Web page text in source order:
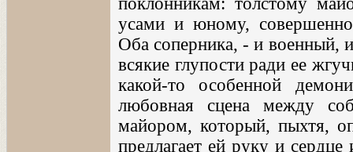
усами и юному,
Оба соперника, - и военный,
всякие глупости ради ее
какой-то особенной
любовная сцена между
майором, который, пыхтя,
предлагает ей руку и